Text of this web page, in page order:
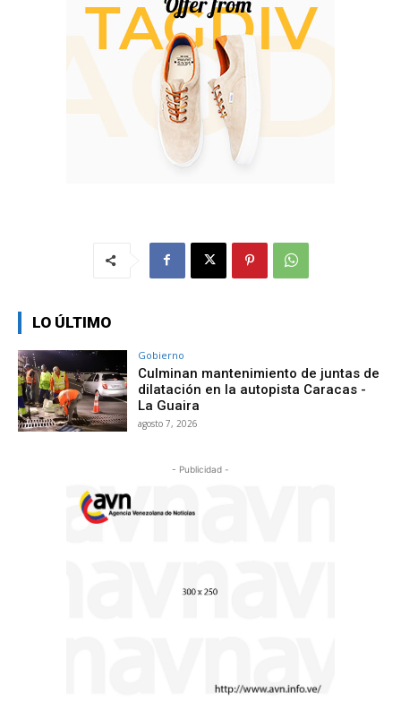
LO ÚLTIMO
Gobierno
Culminan mantenimiento de juntas de
dilatación en la autopista Caracas -
La Guaira
agosto 7, 2026
- Publicidad -